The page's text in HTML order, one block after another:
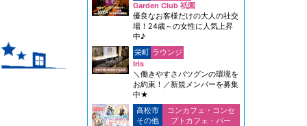
Garden Club 祇園
優良なお客様だけの大人の社交
場！24歳～の女性に人気上昇
中♪
栄町 ラウンジ
Iris
＼働きやすさバツグンの環境を
お約束！／新規メンバーを募集
中★
高松市
その他
コンカフェ・コンセ
プトカフェ・バー